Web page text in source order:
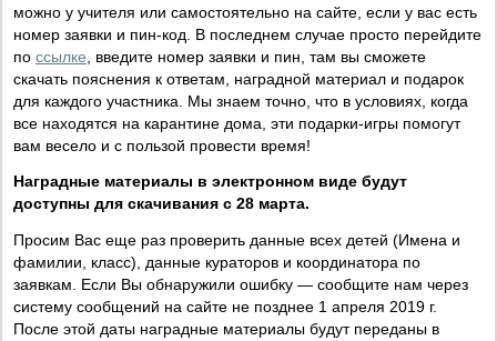
можно у учителя или самостоятельно на сайте, если у вас есть
номер заявки и пин-код. В последнем случае просто перейдите
по ссылке , введите номер заявки и пин, там вы сможете
скачать пояснения к ответам, наградной материал и подарок
для каждого участника. Мы знаем точно, что в условиях, когда
все находятся на карантине дома, эти подарки-игры помогут
вам весело и с пользой провести время!
Наградные материалы в электронном виде будут
доступны для скачивания c 28 марта.
Просим Вас еще раз проверить данные всех детей (Имена и
фамилии, класс), данные кураторов и координатора по
заявкам. Если Вы обнаружили ошибку — сообщите нам через
систему сообщений на сайте не позднее 1 апреля 2019 г.
После этой даты наградные материалы будут переданы в